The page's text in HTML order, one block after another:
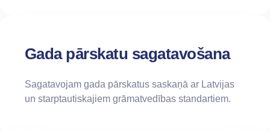
Gada pārskatu sagatavošana
Sagatavojam gada pārskatus saskaņā ar Latvijas
un starptautiskajiem grāmatvedības standartiem.